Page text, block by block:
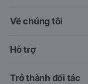
Về chúng tôi
Hỗ trợ
Trở thành đối tác